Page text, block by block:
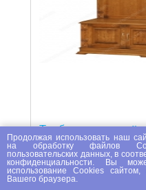
Тумба с вешалкой
Продолжая использовать наш
на обработку файлов
пользовательских данных, в
конфиденциальности . Вы
использование Cookies сайтом,
Вашего браузера.